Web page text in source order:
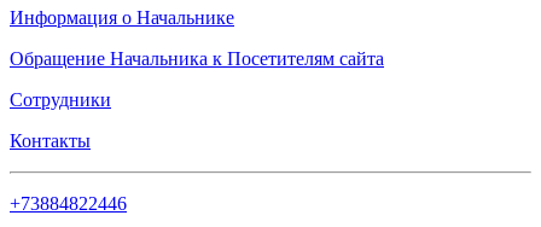
Информация о Начальнике
Обращение Начальника к Посетителям сайта
Сотрудники
Контакты
+73884822446